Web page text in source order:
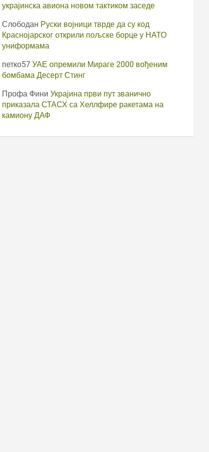
украјинска авиона новом тактиком заседе
Слободан Руски војници тврде да су код
Краснојарског открили пољске борце у НАТО
униформама
петко57 УАЕ опремили Мираге 2000 вођеним
бомбама Десерт Стинг
Профа Фини Украјина први пут званично
приказала СТАСХ са Хеллфире ракетама на
камиону ДАФ